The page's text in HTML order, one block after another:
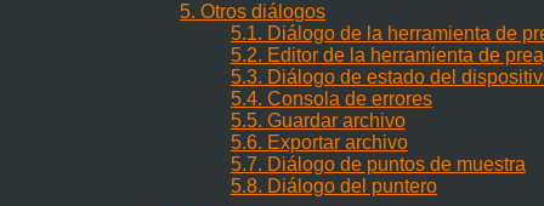
5. Otros diálogos
5.1. Diálogo de la herramienta de
5.2. Editor de la herramienta de
5.3. Diálogo de estado del
5.4. Consola de errores
5.5. Guardar archivo
5.6. Exportar archivo
5.7. Diálogo de puntos de muestra
5.8. Diálogo del puntero